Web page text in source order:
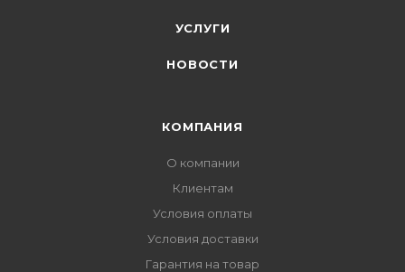
УСЛУГИ
НОВОСТИ
КОМПАНИЯ
О компании
Клиентам
Условия оплаты
Условия доставки
Гарантия на товар